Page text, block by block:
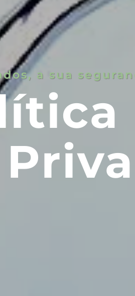
a sua